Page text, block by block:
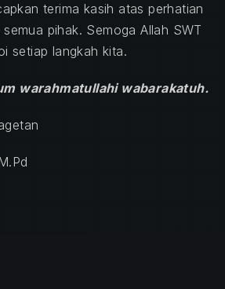
terima kasih atas perhatian
pihak. Semoga Allah SWT
setiap langkah kita.
warahmatullahi wabarakatuh.